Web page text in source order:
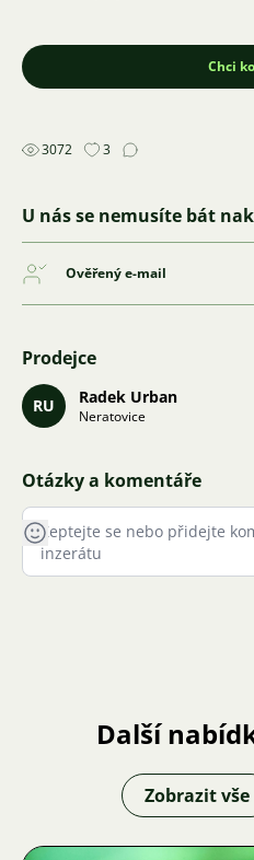
Chci
3072 3
U nás se nemusíte bát
Ověřený e-mail
Prodejce
RU Radek Urban
Neratovice
Otázky a komentáře
Další
Zobrazit vše